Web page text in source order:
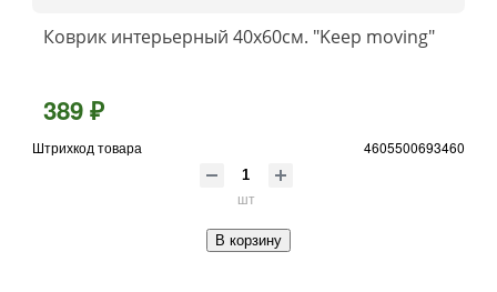
Коврик интерьерный 40х60см. "Keep moving"
389 ₽
Штрихкод товара 4605500693460
шт
В корзину